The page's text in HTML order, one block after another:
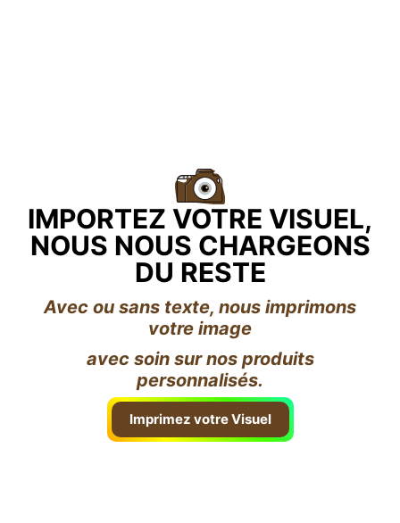
IMPORTEZ VOTRE VISUEL,
NOUS NOUS CHARGEONS
DU RESTE
Avec ou sans texte, nous imprimons
votre image
avec soin sur nos produits
personnalisés.
Imprimez votre Visuel